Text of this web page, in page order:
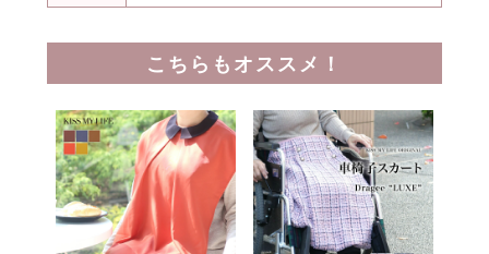
こちらもオススメ！